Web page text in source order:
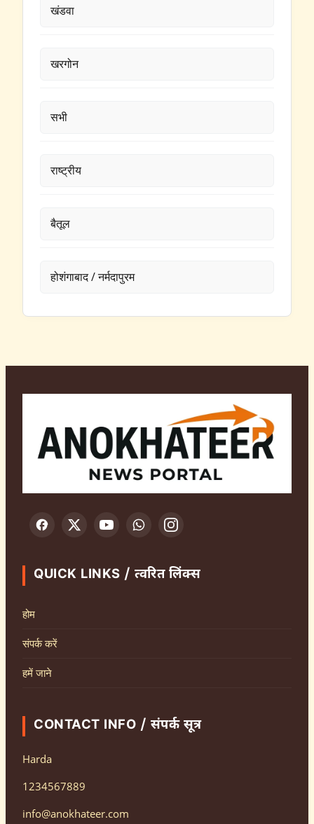
खंडवा
खरगोन
सभी
राष्ट्रीय
बैतूल
होशंगाबाद / नर्मदापुरम
QUICK LINKS / त्वरित लिंक्स
होम
संपर्क करें
हमें जाने
CONTACT INFO / संपर्क सूत्र
Harda
1234567889
info@anokhateer.com